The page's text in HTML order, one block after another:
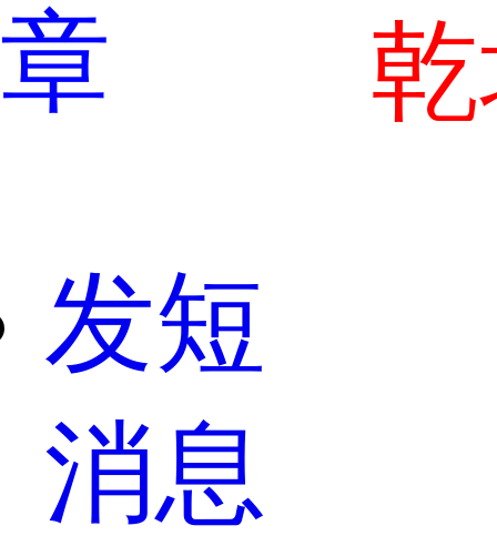
章
发短
消息